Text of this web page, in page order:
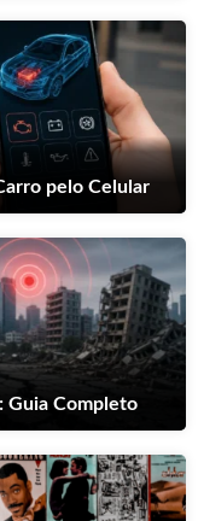
pelo Celular
Guia Completo